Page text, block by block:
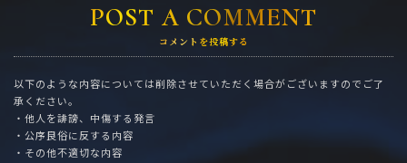
POST A COMMENT
コメントを投稿する
以下のような内容については削除させていただく場合がございますのでご了
承ください。
・他人を誹謗、中傷する発言
・公序良俗に反する内容
・その他不適切な内容